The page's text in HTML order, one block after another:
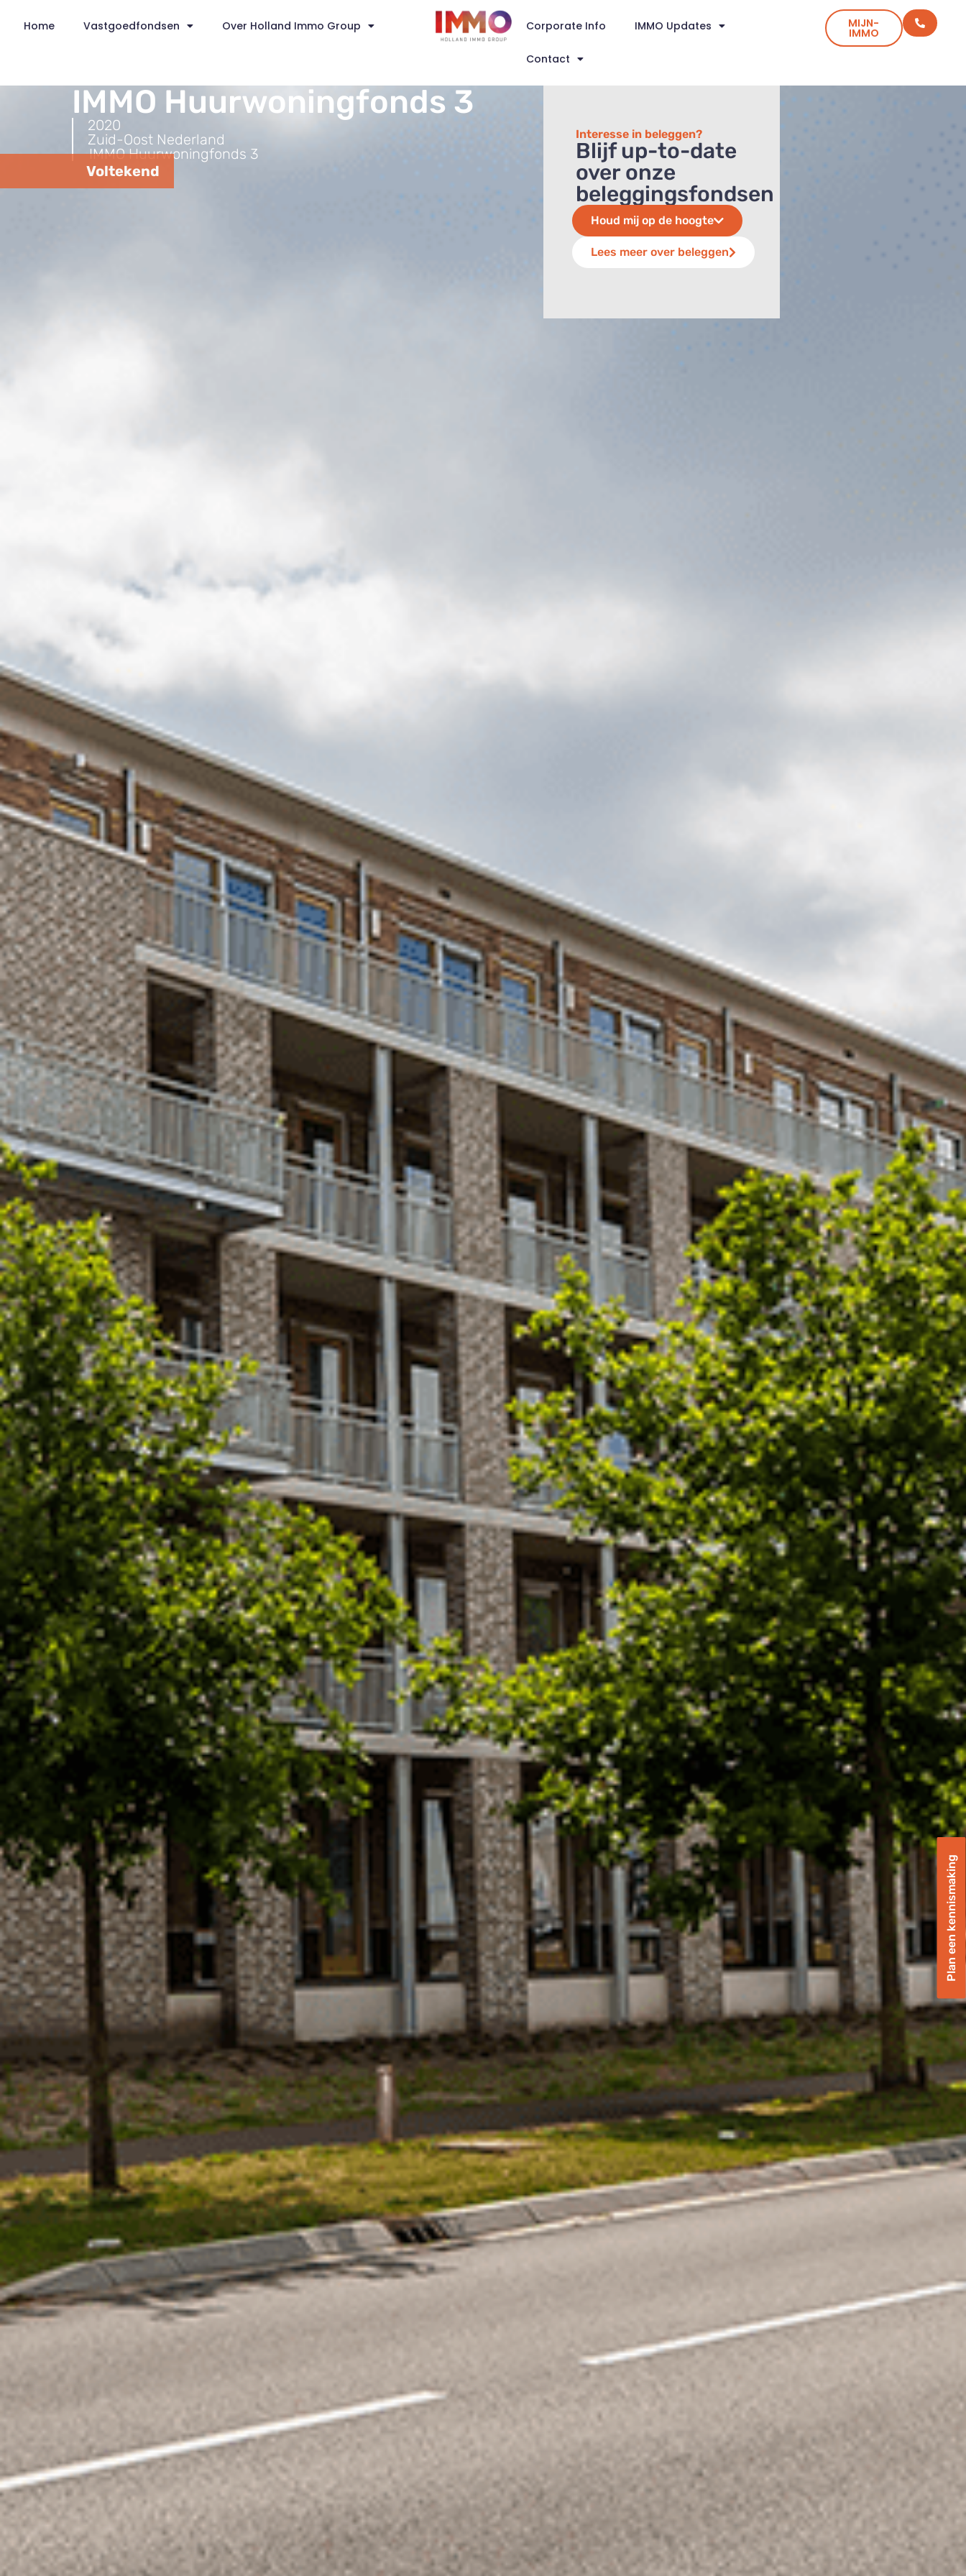
Home Vastgoedfondsen Over Holland Immo Group Corporate Info IMMO Updates
Contact
MIJN-
IMMO
Plan een kennismaking
IMMO Huurwoningfonds 3
2020
Zuid-Oost Nederland
IMMO Huurwoningfonds 3
Voltekend
Interesse in beleggen?
Blijf up-to-date
over onze
beleggingsfondsen
Houd mij op de hoogte
Lees meer over beleggen